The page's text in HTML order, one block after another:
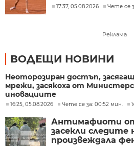
17:37, 05.08.2026 Чете се
Реклама
ВОДЕЩИ НОВИНИ
Неоторозиран достъп,
мрежи, засякоха от
иновациите
16:25, 05.08.2026 Чете се за: 00:52 мин.
Антимафиоти
засекли следите
произвеждала